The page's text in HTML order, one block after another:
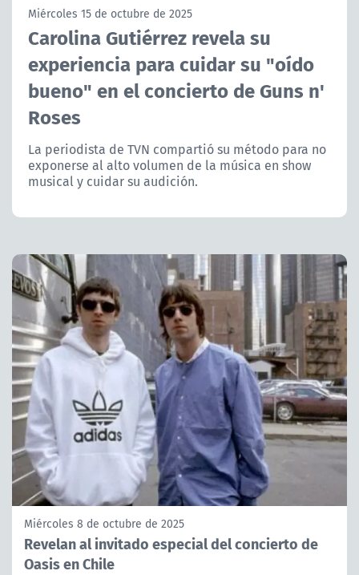
ACTUALIDAD Y TENDENCIAS
CORPORATIVO Y TRANSPARENCIA
ÁREA DE PROYECTOS
Miércoles 15 de octubre de 2025
Carolina Gutiérrez revela su
experiencia para cuidar su "oído
bueno" en el concierto de Guns n'
Roses
La periodista de TVN compartió su método para no
exponerse al alto volumen de la música en show
musical y cuidar su audición.
Miércoles 8 de octubre de 2025
Revelan al invitado especial del concierto de
Oasis en Chile